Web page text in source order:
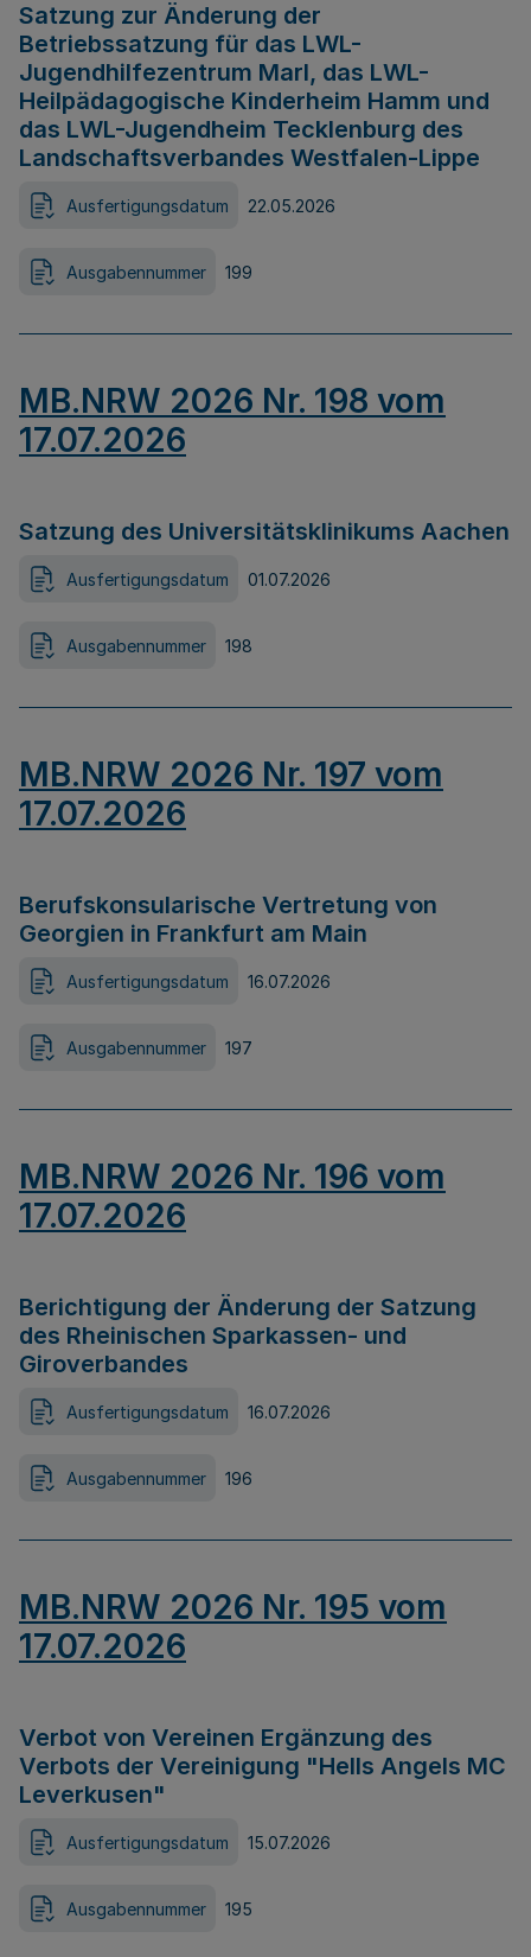
Satzung zur Änderung der
Betriebssatzung für das LWL-
Jugendhilfezentrum Marl, das LWL-
Heilpädagogische Kinderheim Hamm und
das LWL-Jugendheim Tecklenburg des
Landschaftsverbandes Westfalen-Lippe
Ausfertigungsdatum 22.05.2026
Ausgabennummer 199
MB.NRW 2026 Nr. 198 vom
17.07.2026
Satzung des Universitätsklinikums Aachen
Ausfertigungsdatum 01.07.2026
Ausgabennummer 198
MB.NRW 2026 Nr. 197 vom
17.07.2026
Berufskonsularische Vertretung von
Georgien in Frankfurt am Main
Ausfertigungsdatum 16.07.2026
Ausgabennummer 197
MB.NRW 2026 Nr. 196 vom
17.07.2026
Berichtigung der Änderung der Satzung
des Rheinischen Sparkassen- und
Giroverbandes
Ausfertigungsdatum 16.07.2026
Ausgabennummer 196
MB.NRW 2026 Nr. 195 vom
17.07.2026
Verbot von Vereinen Ergänzung des
Verbots der Vereinigung "Hells Angels MC
Leverkusen"
Ausfertigungsdatum 15.07.2026
Ausgabennummer 195